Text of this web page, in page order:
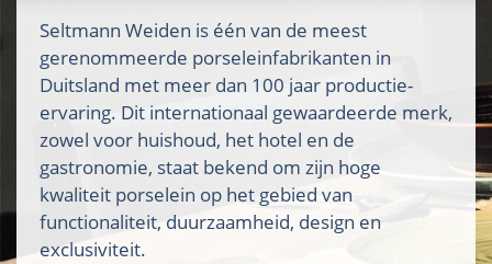
Seltmann Weiden is één van de meest
gerenommeerde porseleinfabrikanten in
Duitsland met meer dan 100 jaar productie-
ervaring. Dit internationaal gewaardeerde merk,
zowel voor huishoud, het hotel en de
gastronomie, staat bekend om zijn hoge
kwaliteit porselein op het gebied van
functionaliteit, duurzaamheid, design en
exclusiviteit.